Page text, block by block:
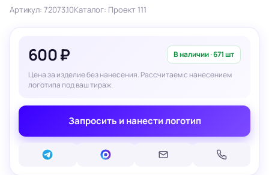
Артикул: 72073.10Каталог: Проект 111
600 ₽ В наличии · 671 шт
Цена за изделие без нанесения. Рассчитаем с нанесением
логотипа под ваш тираж.
Запросить и нанести логотип